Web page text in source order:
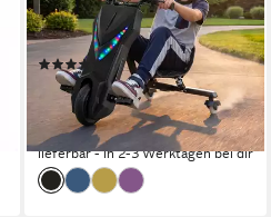
60 kg max. Benutzergewicht
13 kg Gewicht
(6)
170,01 € 499,99 €
15,53 €mtl. in 12 Raten
-66%
lieferbar - in 2-3 Werktagen bei dir